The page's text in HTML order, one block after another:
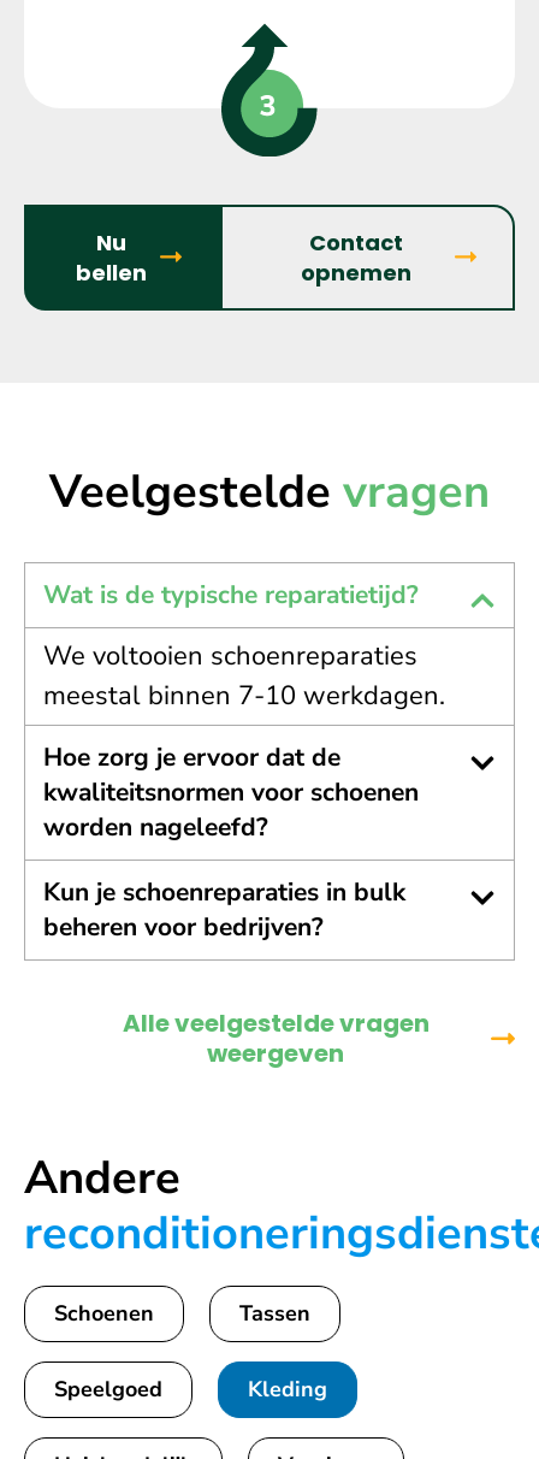
Nu
bellen
Contact
opnemen
Veelgestelde vragen
Wat is de typische reparatietijd?
We voltooien schoenreparaties
meestal binnen 7-10 werkdagen.
Hoe zorg je ervoor dat de
kwaliteitsnormen voor schoenen
worden nageleefd?
Kun je schoenreparaties in bulk
beheren voor bedrijven?
Alle veelgestelde vragen
weergeven
Andere
Schoenen Tassen
Speelgoed Kleding